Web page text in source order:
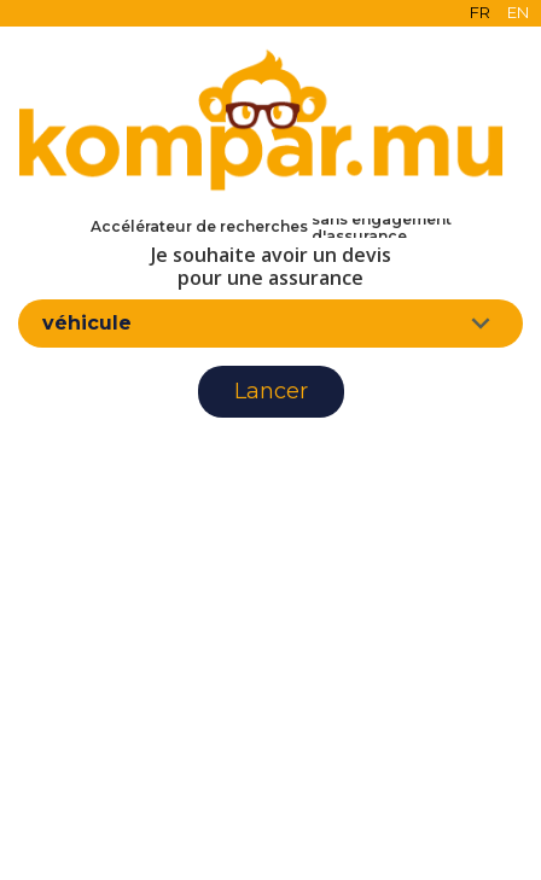
FR EN
Accélérateur de recherches
en ligne
d'assurance
Je souhaite avoir un devis
pour une assurance
véhicule
Lancer